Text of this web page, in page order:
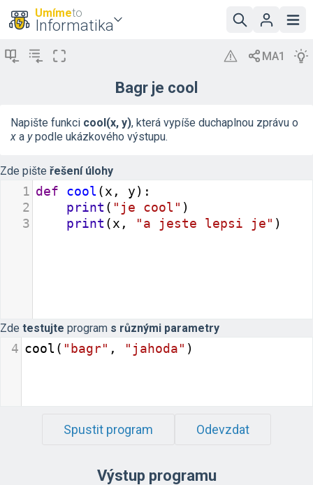
Umímeto
Informatika
Bagr je cool
Napište funkci cool(x, y), která vypíše duchaplnou zprávu o
x a ypodle ukázkového výstupu.
Zde pište řešení úlohy
1 def cool(x , y):
2
print ( "je cool" )
3
print (x , "a jeste lepsi je" )
Zde testujte program s různými parametry
4 cool( "bagr" , "jahoda" )
Spustit program Odevzdat
Výstup programu